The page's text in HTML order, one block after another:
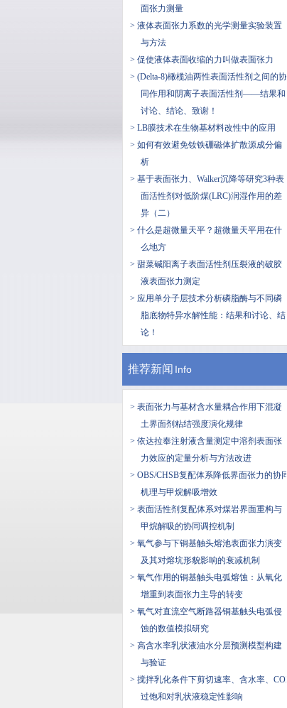
面张力测量
> 液体表面张力系数的光学测量实验装置
与方法
> 促使液体表面收缩的力叫做表面张力
> (Delta-8)橄榄油两性表面活性剂之间的协
同作用和阴离子表面活性剂——结果和
讨论、结论、致谢！
> LB膜技术在生物基材料改性中的应用
> 如何有效避免钕铁硼磁体扩散源成分偏
析
> 基于表面张力、Walker沉降等研究3种表
面活性剂对低阶煤(LRC)润湿作用的差
异（二）
> 什么是超微量天平？超微量天平用在什
么地方
> 甜菜碱阳离子表面活性剂压裂液的破胶
液表面张力测定
> 应用单分子层技术分析磷脂酶与不同磷
脂底物特异水解性能：结果和讨论、结
论！
推荐新闻 Info
> 表面张力与基材含水量耦合作用下混凝
土界面剂粘结强度演化规律
> 依达拉奉注射液含量测定中溶剂表面张
力效应的定量分析与方法改进
> OBS/CHSB复配体系降低界面张力的协同
机理与甲烷解吸增效
> 表面活性剂复配体系对煤岩界面重构与
甲烷解吸的协同调控机制
> 氧气参与下铜基触头熔池表面张力演变
及其对熔坑形貌影响的衰减机制
> 氧气作用的铜基触头电弧熔蚀：从氧化
增重到表面张力主导的转变
> 氧气对直流空气断路器铜基触头电弧侵
蚀的数值模拟研究
> 高含水率乳状液油水分层预测模型构建
与验证
> 搅拌乳化条件下剪切速率、含水率、CO2
过饱和对乳状液稳定性影响